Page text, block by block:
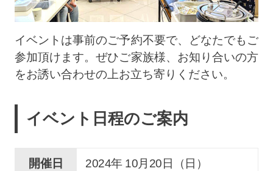
イベントは事前のご予約不要で、どなたでもご
参加頂けます。ぜひご家族様、お知り合いの方
をお誘い合わせの上お立ち寄りください。
イベント日程のご案内
開催日 2024年 10月 20 日（日）